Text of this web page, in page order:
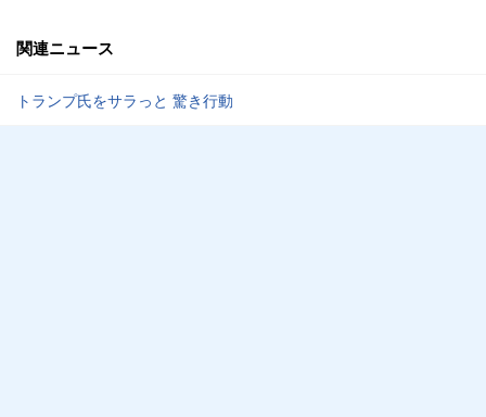
関連ニュース
トランプ氏をサラっと 驚き行動